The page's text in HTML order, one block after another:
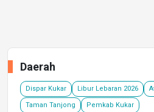
Daerah
Dispar Kukar Libur Lebaran 2026
Taman Tanjong Pemkab Kukar